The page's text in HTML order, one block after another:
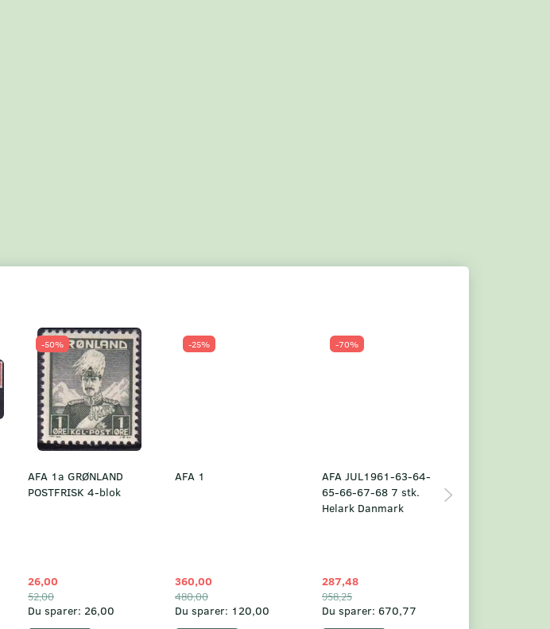
-50%
AFA 1a GRØNLAND
POSTFRISK 4-blok
26,00
52,00
Du sparer: 26,00
-25%
AFA 1
360,00
480,00
Du sparer: 120,00
-70%
AFA JUL1961-63-64-
65-66-67-68 7 stk.
Helark Danmark
287,48
958,25
Du sparer: 670,77